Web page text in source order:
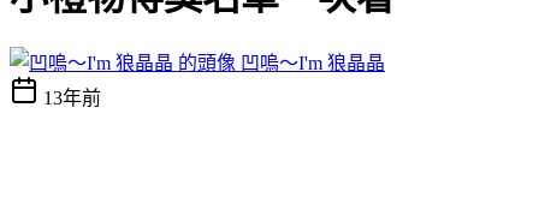
凹嗚～I'm 狼晶晶
13年前